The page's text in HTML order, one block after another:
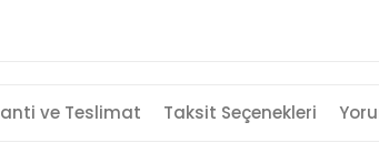
ve Teslimat Taksit Seçenekleri